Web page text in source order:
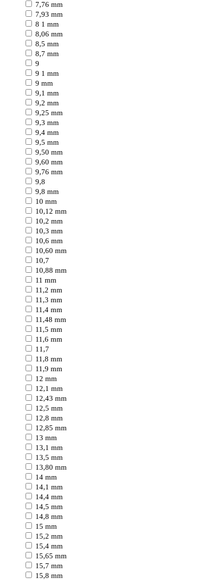
7,76 mm
7,93 mm
8 1 mm
8,06 mm
8,5 mm
8,7 mm
9
9 1 mm
9 mm
9,1 mm
9,2 mm
9,25 mm
9,3 mm
9,4 mm
9,5 mm
9,50 mm
9,60 mm
9,76 mm
9,8
9,8 mm
10 mm
10,12 mm
10,2 mm
10,3 mm
10,6 mm
10,60 mm
10,7
10,88 mm
11 mm
11,2 mm
11,3 mm
11,4 mm
11,48 mm
11,5 mm
11,6 mm
11,7
11,8 mm
11,9 mm
12 mm
12,1 mm
12,43 mm
12,5 mm
12,8 mm
12,85 mm
13 mm
13,1 mm
13,5 mm
13,80 mm
14 mm
14,1 mm
14,4 mm
14,5 mm
14,8 mm
15 mm
15,2 mm
15,4 mm
15,65 mm
15,7 mm
15,8 mm